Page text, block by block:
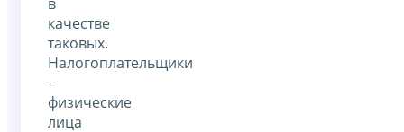
качестве
таковых.
Налогоплательщики
-
физические
лица